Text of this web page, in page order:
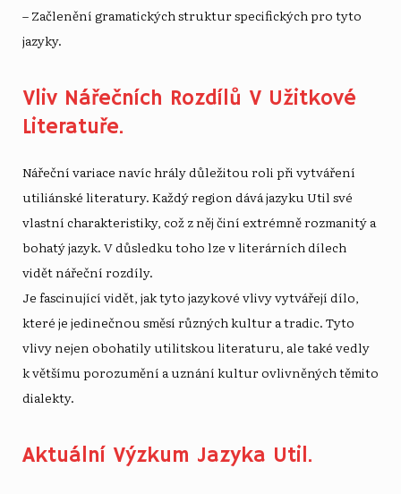
– Začlenění gramatických struktur specifických pro tyto
jazyky.
Vliv Nářečních Rozdílů V Užitkové
Literatuře.
Nářeční variace navíc hrály důležitou roli při vytváření
utiliánské literatury. Každý region dává jazyku Util své
vlastní charakteristiky, což z něj činí extrémně rozmanitý a
bohatý jazyk. V důsledku toho lze v literárních dílech
vidět nářeční rozdíly.
Je fascinující vidět, jak tyto jazykové vlivy vytvářejí dílo,
které je jedinečnou směsí různých kultur a tradic. Tyto
vlivy nejen obohatily utilitskou literaturu, ale také vedly
k většímu porozumění a uznání kultur ovlivněných těmito
dialekty.
Aktuální Výzkum Jazyka Util.